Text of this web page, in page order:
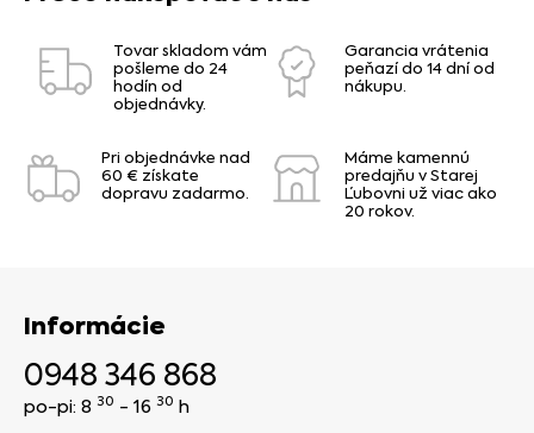
Tovar skladom vám
pošleme do 24
hodín od
objednávky.
Garancia vrátenia
peňazí do 14 dní od
nákupu.
Pri objednávke nad
60 € získate
dopravu zadarmo.
Máme kamennú
predajňu v Starej
Ľubovni už viac ako
20 rokov.
Informácie
0948 346 868
po-pi: 8 30 - 16 30 h